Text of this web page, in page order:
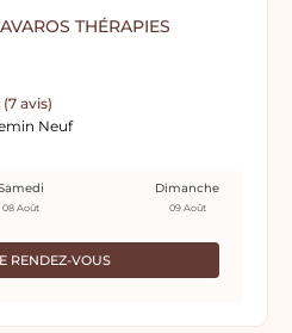
THÉRAPIES
(7 avis)
Neuf
RENDEZ-VOUS
08 Août
Dimanche
09 Août